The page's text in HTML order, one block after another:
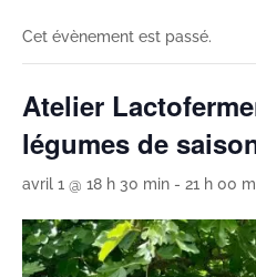
Cet évènement est passé.
Atelier
légumes de
avril 1 @ 18 h 30 min - 21 h 00